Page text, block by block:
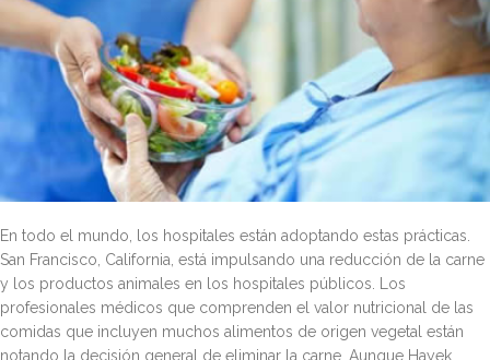
En todo el mundo, los hospitales están adoptando estas prácticas.
San Francisco, California, está impulsando una reducción de la carne
y los productos animales en los hospitales públicos. Los
profesionales médicos que comprenden el valor nutricional de las
comidas que incluyen muchos alimentos de origen vegetal están
notando la decisión general de eliminar la carne. Aunque Hayek